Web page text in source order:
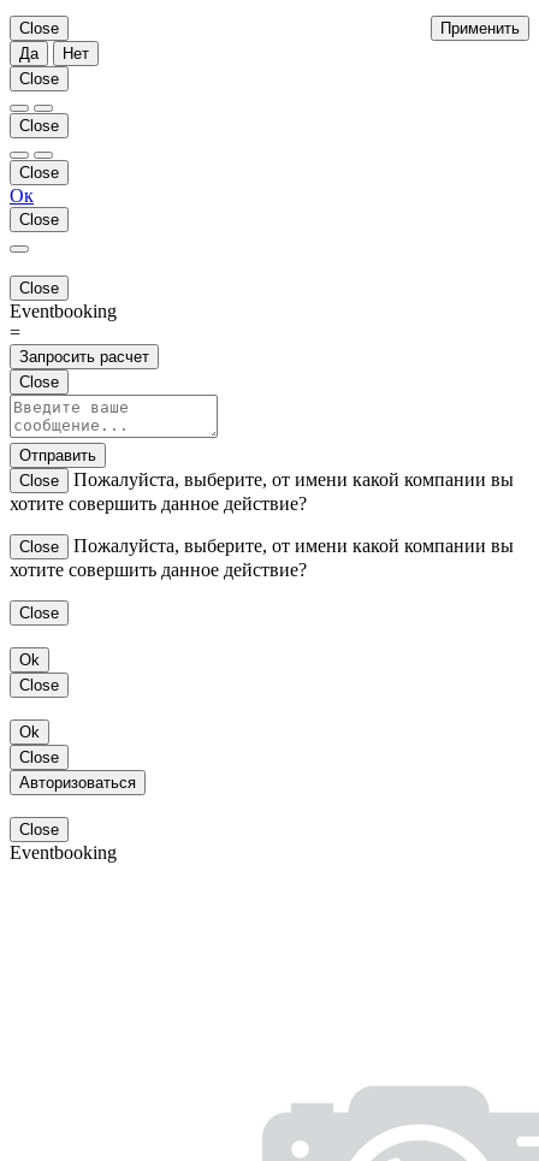
Применить
Close
Да
Нет
Close
Close
Close
Ок
Close
Close
Eventbooking
=
Запросить расчет
Close
Отправить
Close
Пожалуйста, выберите, от имени какой компании вы
хотите совершить данное действие?
Close
Пожалуйста, выберите, от имени какой компании вы
хотите совершить данное действие?
Close
Ok
Close
Ok
Close
Авторизоваться
Close
Eventbooking